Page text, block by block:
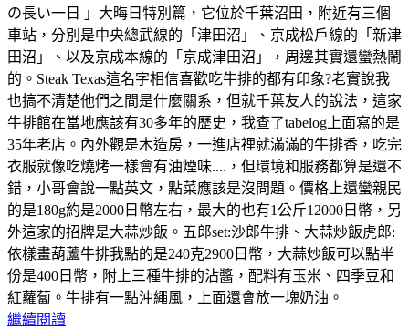
の長い一日 」大晦日特別篇，它位於千葉沼田，附近有三個
車站，分別是中央總武線的「津田沼」、京成松戶線的「新津
田沼」、以及京成本線的「京成津田沼」，周邊其實還蠻熱鬧
的。Steak Texas這名字相信喜歡吃牛排的都有印象?老實說我
也搞不清楚他們之間是什麼關系，但就千葉友人的說法，這家
牛排館在當地應該有30多年的歷史，我查了tabelog上面寫的是
35年老店。內外觀是木造房，一進店裡就滿滿的牛排香，吃完
衣服就像吃燒烤一樣會有油煙味....，但環境和服務都算是還不
錯，小哥會說一點英文，點菜應該是沒問題。價格上還蠻親民
的是180g約是2000日幣左右，最大的也有1公斤12000日幣，另
外這家的招牌是大蒜炒飯。五郎set:沙郎牛排、大蒜炒飯虎郎:
依樣畫葫蘆牛排我點的是240克2900日幣，大蒜炒飯可以點半
份是400日幣，附上三種牛排的沾醬，配料有玉米、四季豆和
紅蘿蔔。牛排有一點沖繩風，上面還會放一塊奶油。
繼續閱讀